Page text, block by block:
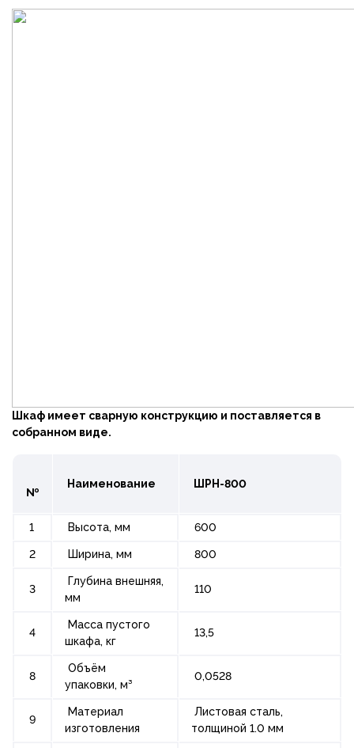
Шкаф имеет сварную конструкцию и поставляется в
собранном виде.
№
Наименование ШРН-800
1 Высота, мм 600
2 Ширина, мм 800
3
Глубина внешняя,
мм
110
4
Масса пустого
шкафа, кг
13,5
8
Объём
упаковки, м³
0,0528
9
Материал
изготовления
Листовая сталь,
толщиной 1.0 мм